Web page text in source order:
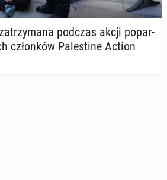
podczas akcji po­par­
człon­ków Pa­le­sti­ne Action